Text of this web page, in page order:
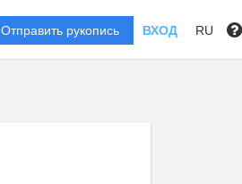
Отправить рукопись ВХОД RU